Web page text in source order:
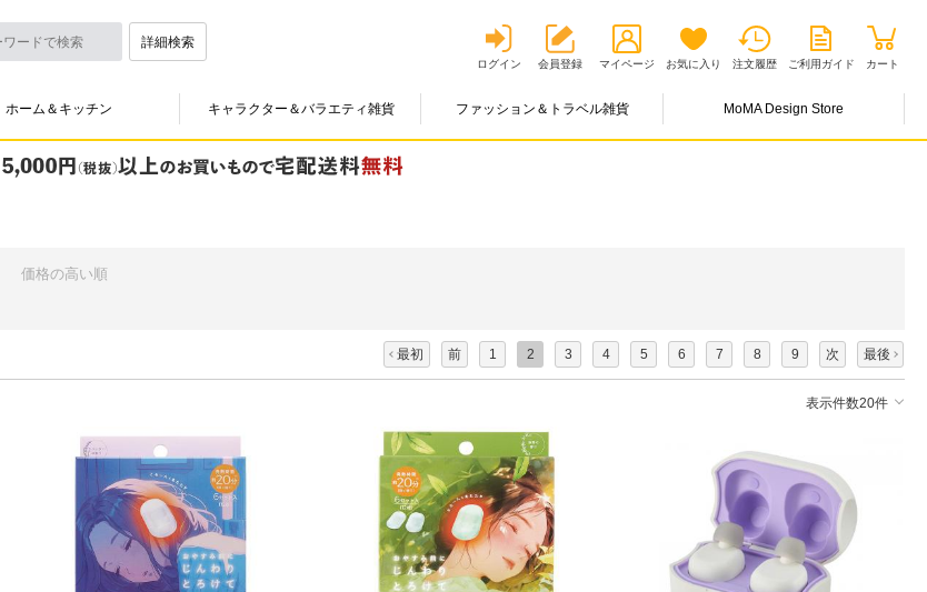
詳細検索
ログイン 会員登録 マイページ お気に入り 注文履歴 ご利用ガイド カート
ホーム＆キッチン キャラクター＆バラエティ雑貨 ファッション＆トラベル雑貨 MoMA Design Store
価格の高い順
最初 前 1 2 3 4 5 6 7 8 9 次 最後
表示件数20件